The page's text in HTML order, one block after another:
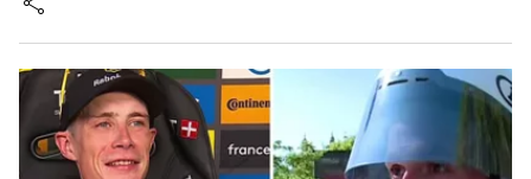
Más deportes
"Helmuga"